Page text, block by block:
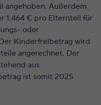
angehoben. Außerdem
1.464 € pro Elternteil für
oder
Kinderfreibetrag wird
angerechnet. Der
aus
ist somit 2025